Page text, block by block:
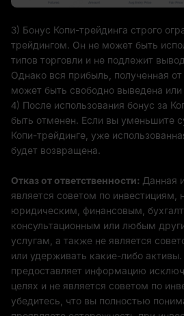
3) Бонус Копи-трейдинга строго
трейдингом. Он не может быть
типов торговли и не подлежит
Однако вся прибыль, полученная от
может быть свободно выведена или
4) После использования бонус за
быть отменен. Если вы уменьшите
Копи-трейдинге, уже
будет возвращена.
Отказ от ответственности: Данная
является советом по инвестициям,
юридическим, финансовым,
консультационным или любым
услугам, а также не является
или удерживать какие-либо
предоставляет информацию
целях и не является советом по
убедитесь, что вы полностью